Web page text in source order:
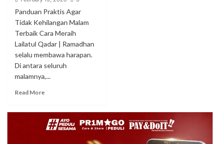
Panduan Praktis Agar
Tidak Kehilangan Malam
Terbaik Cara Meraih
Lailatul Qadar | Ramadhan
selalu membawa harapan.
Di antara seluruh
malamnya,...
Read More